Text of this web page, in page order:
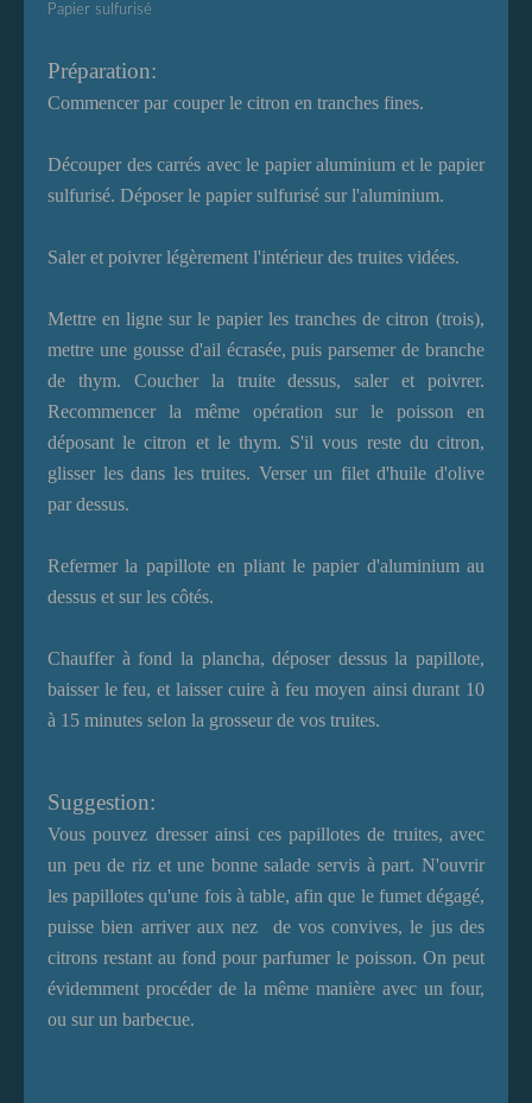
Papier sulfurisé
Préparation:
Commencer par couper le citron en tranches fines.
Découper des carrés avec le papier aluminium et le papier
sulfurisé. Déposer le papier sulfurisé sur l'aluminium.
Saler et poivrer légèrement l'intérieur des truites vidées.
Mettre en ligne sur le papier les tranches de citron (trois),
mettre une gousse d'ail écrasée, puis parsemer de branche
de thym. Coucher la truite dessus, saler et poivrer.
Recommencer la même opération sur le poisson en
déposant le citron et le thym. S'il vous reste du citron,
glisser les dans les truites. Verser un filet d'huile d'olive
par dessus.
Refermer la papillote en pliant le papier d'aluminium au
dessus et sur les côtés.
Chauffer à fond la plancha, déposer dessus la papillote,
baisser le feu, et laisser cuire à feu moyen ainsi durant 10
à 15 minutes selon la grosseur de vos truites.
Suggestion:
Vous pouvez dresser ainsi ces papillotes de truites, avec
un peu de riz et une bonne salade servis à part. N'ouvrir
les papillotes qu'une fois à table, afin que le fumet dégagé,
puisse bien arriver aux nez de vos convives, le jus des
citrons restant au fond pour parfumer le poisson. On peut
évidemment procéder de la même manière avec un four,
ou sur un barbecue.